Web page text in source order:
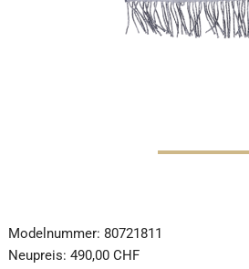
Modelnummer: 80721811
Neupreis: 490,00 CHF